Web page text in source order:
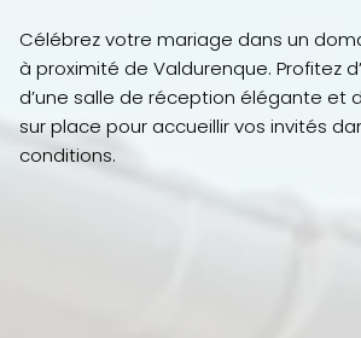
Célébrez votre mariage dans un
à proximité de Valdurenque. Profitez
d’une salle de réception élégante et
sur place pour accueillir vos invités
conditions.